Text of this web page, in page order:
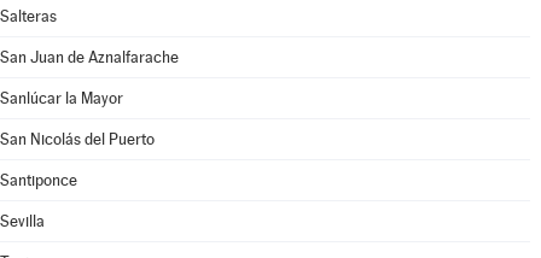
Salteras
San Juan de Aznalfarache
Sanlúcar la Mayor
San Nicolás del Puerto
Santiponce
Sevilla